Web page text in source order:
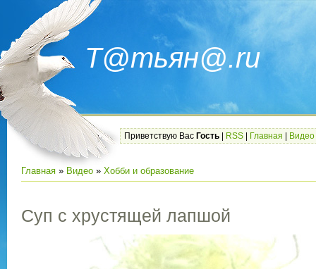
Т@тьян@.ru
Приветствую Вас Гость RSS Главная Видео
Главная » Видео » Хобби и образование
Суп с хрустящей лапшой